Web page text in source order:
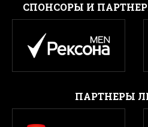
CПОНСОРЫ И
ПАРТНЕРЫ